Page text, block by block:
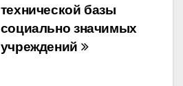
технической базы
социально значимых
учреждений